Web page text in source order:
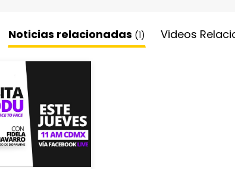
Noticias relacionadas (1) Videos